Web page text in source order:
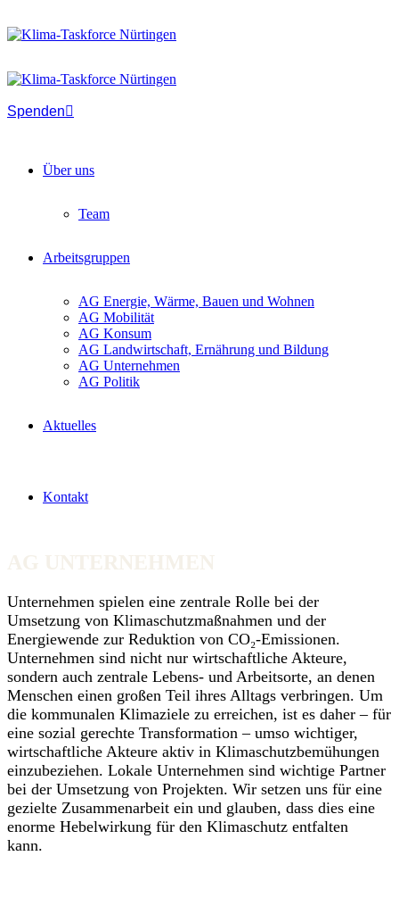
Spenden
Über uns
Team
Arbeitsgruppen
AG Energie, Wärme, Bauen und Wohnen
AG Mobilität
AG Konsum
AG Landwirtschaft, Ernährung und Bildung
AG Unternehmen
AG Politik
Aktuelles
Kontakt
Unternehmen spielen eine zentrale Rolle bei der
Umsetzung von Klimaschutzmaßnahmen und der
Energiewende zur Reduktion von CO₂-Emissionen.
Unternehmen sind nicht nur wirtschaftliche Akteure,
sondern auch zentrale Lebens- und Arbeitsorte, an denen
Menschen einen großen Teil ihres Alltags verbringen. Um
die kommunalen Klimaziele zu erreichen, ist es daher – für
eine sozial gerechte Transformation – umso wichtiger,
wirtschaftliche Akteure aktiv in Klimaschutzbemühungen
einzubeziehen. Lokale Unternehmen sind wichtige Partner
bei der Umsetzung von Projekten. Wir setzen uns für eine
gezielte Zusammenarbeit ein und glauben, dass dies eine
enorme Hebelwirkung für den Klimaschutz entfalten
kann.